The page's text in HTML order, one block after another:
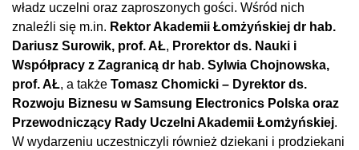
władz uczelni oraz zaproszonych gości. Wśród nich
znaleźli się m.in. Rektor Akademii Łomżyńskiej dr hab.
Dariusz Surowik, prof. AŁ, Prorektor ds. Nauki i
Współpracy z Zagranicą dr hab. Sylwia Chojnowska,
prof. AŁ, a także Tomasz Chomicki – Dyrektor ds.
Rozwoju Biznesu w Samsung Electronics Polska oraz
Przewodniczący Rady Uczelni Akademii Łomżyńskiej.
W wydarzeniu uczestniczyli również dziekani i prodziekani